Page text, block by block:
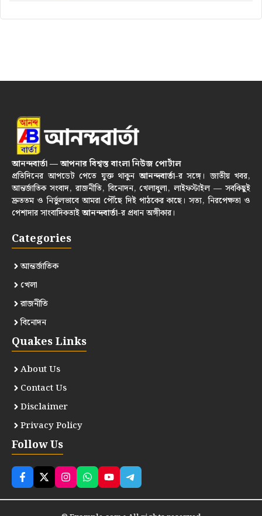
আনন্দবার্তা — আপনার বিশ্বস্ত বাংলা নিউজ পোর্টাল
প্রতিদিনের আপডেট পেতে যুক্ত থাকুনআনন্দবার্তা-র সঙ্গে। জাতীয় খবর,
আন্তর্জাতিক সংবাদ, রাজনীতি, বিনোদন, খেলাধুলা, লাইফস্টাইল — সবকিছুই
দ্রুততম ও নির্ভুলভাবে আমরা পৌঁছে দিই পাঠকের কাছে। সত্য, নিরপেক্ষতা ও
পেশাদার সাংবাদিকতাইআনন্দবার্তা-র প্রধান অঙ্গীকার।
Categories
আন্তর্জাতিক
খেলা
রাজনীতি
বিনোদন
Quakes Links
About Us
Contact Us
Disclaimer
Privacy Policy
Follow Us